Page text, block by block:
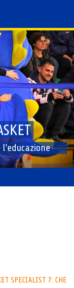
l'educazione
SPECIALIST 7: CHE